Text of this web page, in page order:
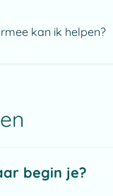
kan ik helpen?
begin je?